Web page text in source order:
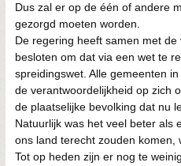
Dus zal er op de één of andere
gezorgd moeten worden.
De regering heeft samen met
besloten om dat via een wet te
spreidingswet. Alle gemeenten
de verantwoordelijkheid op zich
de plaatselijke bevolking dat nu
Natuurlijk was het veel beter als
ons land terecht zouden komen,
Tot op heden zijn er nog te